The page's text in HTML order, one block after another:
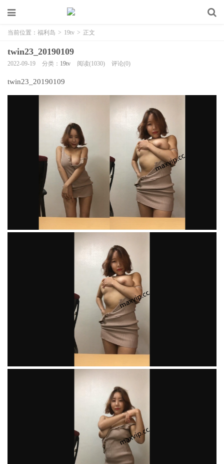
当前位置： 福利岛 > 19tv > 正文
twin23_20190109
2022-09-19 分类： 19tv 阅读(1030) 评论(0)
twin23_20190109